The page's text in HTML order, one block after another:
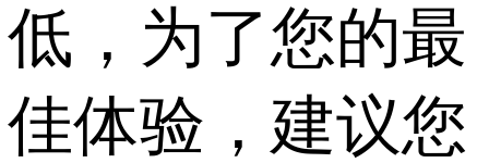
低，为了您的最
佳体验，建议您